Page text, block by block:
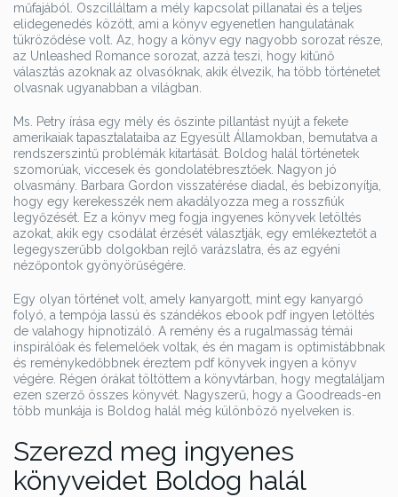
műfajából. Oszcilláltam a mély kapcsolat pillanatai és a teljes
elidegenedés között, ami a könyv egyenetlen hangulatának
tükröződése volt. Az, hogy a könyv egy nagyobb sorozat része,
az Unleashed Romance sorozat, azzá teszi, hogy kitűnő
választás azoknak az olvasóknak, akik élvezik, ha több történetet
olvasnak ugyanabban a világban.
Ms. Petry írása egy mély és őszinte pillantást nyújt a fekete
amerikaiak tapasztalataiba az Egyesült Államokban, bemutatva a
rendszerszintű problémák kitartását. Boldog halál történetek
szomorúak, viccesek és gondolatébresztőek. Nagyon jó
olvasmány. Barbara Gordon visszatérése diadal, és bebizonyítja,
hogy egy kerekesszék nem akadályozza meg a rosszfiúk
legyőzését. Ez a könyv meg fogja ingyenes könyvek letöltés
azokat, akik egy csodálat érzését választják, egy emlékeztetőt a
legegyszerűbb dolgokban rejlő varázslatra, és az egyéni
nézőpontok gyönyörűségére.
Egy olyan történet volt, amely kanyargott, mint egy kanyargó
folyó, a tempója lassú és szándékos ebook pdf ingyen letöltés
de valahogy hipnotizáló. A remény és a rugalmasság témái
inspirálóak és felemelőek voltak, és én magam is optimistábbnak
és reménykedőbbnek éreztem pdf könyvek ingyen a könyv
végére. Régen órákat töltöttem a könyvtárban, hogy megtaláljam
ezen szerző összes könyvét. Nagyszerű, hogy a Goodreads-en
több munkája is Boldog halál még különböző nyelveken is.
Szerezd meg ingyenes
könyveidet Boldog halál